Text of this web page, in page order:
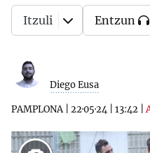
Diego Eusa
PAMPLONA| 22·05·24 13:42 |
Itzuli Entzun